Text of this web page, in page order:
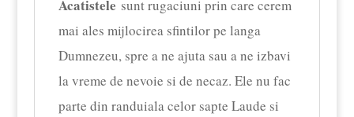
Acatistele sunt rugaciuni prin care cerem
mai ales mijlocirea sfintilor pe langa
Dumnezeu, spre a ne ajuta sau a ne izbavi
la vreme de nevoie si de necaz. Ele nu fac
parte din randuiala celor sapte Laude si